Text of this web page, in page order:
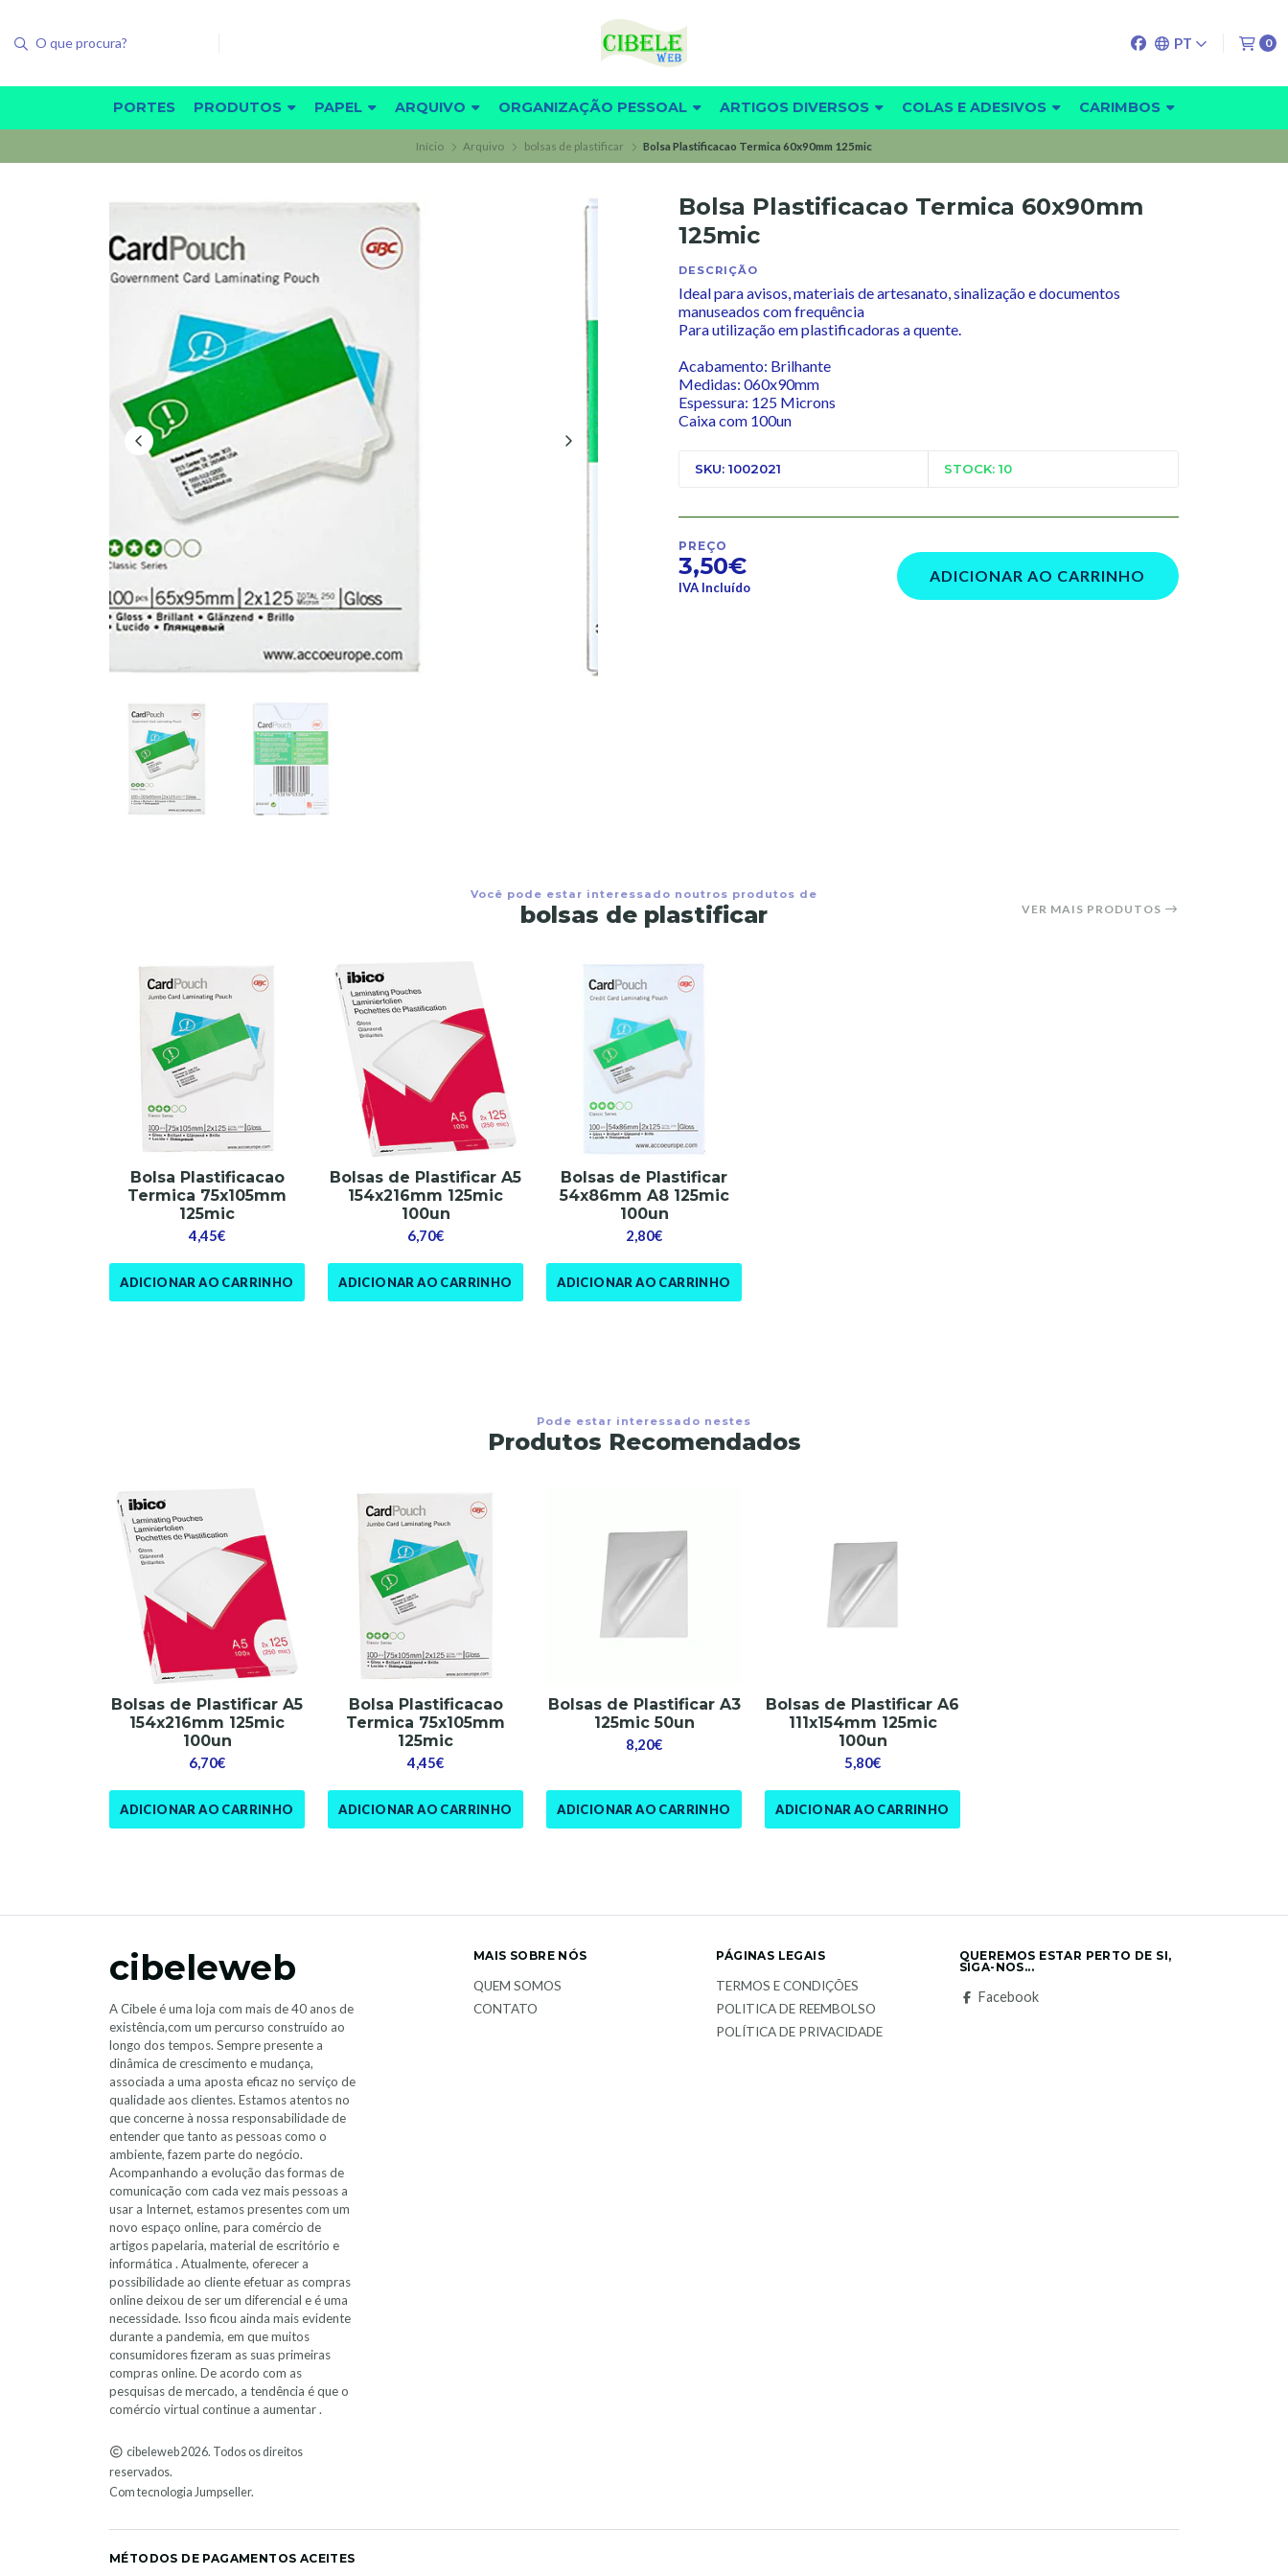
PT 0
PORTES PRODUTOS PAPEL ARQUIVO ORGANIZAÇÃO PESSOAL ARTIGOS DIVERSOS COLAS E ADESIVOS CARIMBOS
Início Arquivo bolsas de plastificar Bolsa Plastificacao Termica 60x90mm 125mic
Bolsa Plastificacao Termica 60x90mm
125mic
DESCRIÇÃO
Ideal para avisos, materiais de artesanato, sinalização e documentos
manuseados com frequência
Para utilização em plastificadoras a quente.
Acabamento: Brilhante
Medidas: 060x90mm
Espessura: 125 Microns
Caixa com 100un
SKU: 1002021 STOCK: 10
PREÇO
3,50€
IVA Incluído
ADICIONAR AO CARRINHO
Você pode estar interessado noutros produtos de
bolsas de plastificar VER MAIS PRODUTOS
Bolsa Plastificacao
Termica 75x105mm
125mic
4,45€
ADICIONAR AO CARRINHO
Bolsas de Plastificar A5
154x216mm 125mic
100un
6,70€
ADICIONAR AO CARRINHO
Bolsas de Plastificar
54x86mm A8 125mic
100un
2,80€
ADICIONAR AO CARRINHO
Pode estar interessado nestes
Produtos Recomendados
Bolsas de Plastificar A5
154x216mm 125mic
100un
6,70€
ADICIONAR AO CARRINHO
Bolsa Plastificacao
Termica 75x105mm
125mic
4,45€
ADICIONAR AO CARRINHO
Bolsas de Plastificar A3
125mic 50un
8,20€
ADICIONAR AO CARRINHO
Bolsas de Plastificar A6
111x154mm 125mic
100un
5,80€
ADICIONAR AO CARRINHO
cibeleweb
A Cibele é uma loja com mais de 40 anos de
existência,com um percurso construído ao
longo dos tempos. Sempre presente a
dinâmica de crescimento e mudança,
associada a uma aposta eficaz no serviço de
qualidade aos clientes. Estamos atentos no
que concerne à nossa responsabilidade de
entender que tanto as pessoas como o
ambiente, fazem parte do negócio.
Acompanhando a evolução das formas de
comunicação com cada vez mais pessoas a
usar a Internet, estamos presentes com um
novo espaço online, para comércio de
artigos papelaria, material de escritório e
informática . Atualmente, oferecer a
possibilidade ao cliente efetuar as compras
online deixou de ser um diferencial e é uma
necessidade. Isso ficou ainda mais evidente
durante a pandemia, em que muitos
consumidores fizeram as suas primeiras
compras online. De acordo com as
pesquisas de mercado, a tendência é que o
comércio virtual continue a aumentar .
cibeleweb 2026. Todos os direitos
reservados.
Com tecnologia Jumpseller.
MAIS SOBRE NÓS
QUEM SOMOS
CONTATO
PÁGINAS LEGAIS
TERMOS E CONDIÇÕES
POLITICA DE REEMBOLSO
POLÍTICA DE PRIVACIDADE
QUEREMOS ESTAR PERTO DE SI,
SIGA-NOS...
Facebook
MÉTODOS DE PAGAMENTOS ACEITES